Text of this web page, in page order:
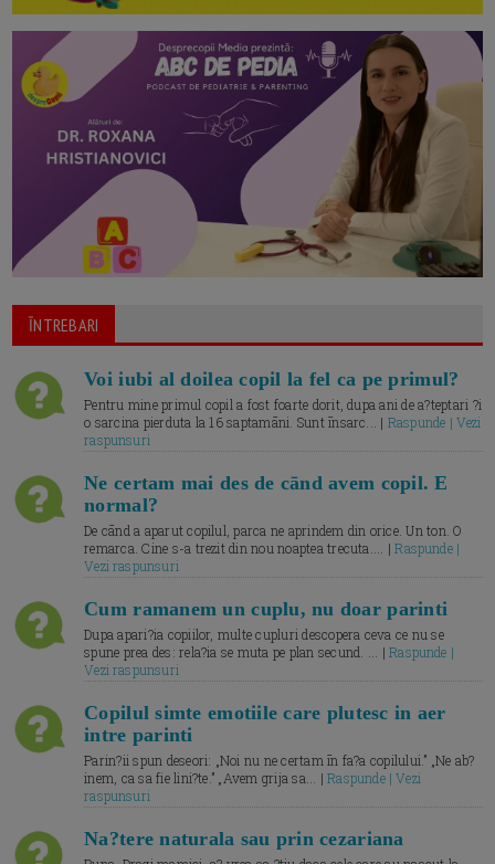
ĪNTREBARI
Voi iubi al doilea copil la fel ca pe primul?
Pentru mine primul copil a fost foarte dorit, dupa ani de a?teptari ?i
o sarcina pierduta la 16 saptamāni. Sunt īnsarc... | Raspunde | Vezi
raspunsuri
Ne certam mai des de cānd avem copil. E
normal?
De cānd a aparut copilul, parca ne aprindem din orice. Un ton. O
remarca. Cine s-a trezit din nou noaptea trecuta.... |Raspunde |
Vezi raspunsuri
Cum ramanem un cuplu, nu doar parinti
Dupa apari?ia copiilor, multe cupluri descopera ceva ce nu se
spune prea des: rela?ia se muta pe plan secund. ... |Raspunde |
Vezi raspunsuri
Copilul simte emotiile care plutesc in aer
intre parinti
Parin?ii spun deseori: „Noi nu ne certam īn fa?a copilului.” „Ne ab?
inem, ca sa fie lini?te.” „Avem grija sa... |Raspunde | Vezi
raspunsuri
Na?tere naturala sau prin cezariana